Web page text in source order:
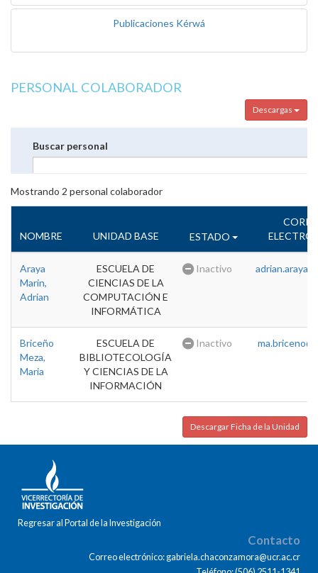
Publicaciones Kérwá
PERSONAL COLABORADOR
Descargas
Buscar personal
Mostrando 2 personal colaborador
NOMBRE UNIDAD BASE ESTADO
Araya
Marin,
Adrian
ESCUELA DE
CIENCIAS DE LA
COMPUTACIÓN E
INFORMÁTICA
Inactivo
Briceño
Meza,
Maria
ESCUELA DE
BIBLIOTECOLOGÍA
Y CIENCIAS DE LA
INFORMACIÓN
Inactivo
Descargar Ficha de la Unidad
Regresar al Portal de la Investigación
Contacto
Correo electrónico: gabriela.chaconzamora@ucr.ac.cr